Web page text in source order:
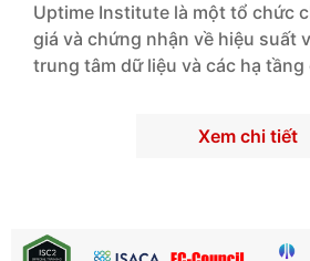
Uptime Institute là một tổ chức
giá và chứng nhận về hiệu suất
trung tâm dữ liệu và các hạ
Xem chi tiết